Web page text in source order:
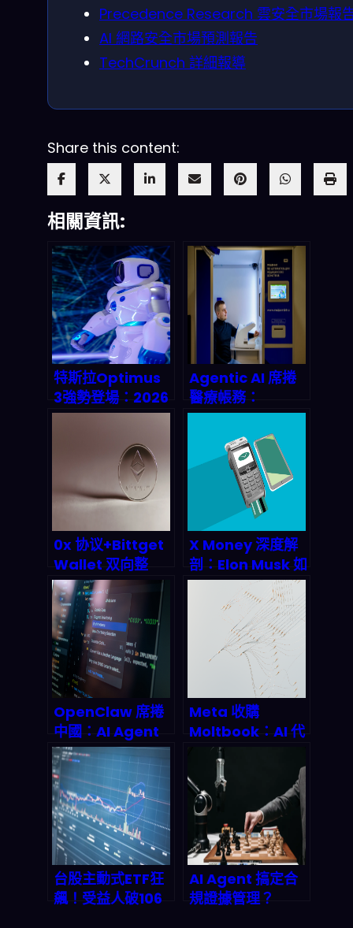
Precedence Research 雲安全市場報
AI 網路安全市場預測報告
TechCrunch 詳細報導
Share this content:
相關資訊:
特斯拉Optimus
3強勢登場：2026
年機器人革命的第
Agentic AI 席捲
醫療帳務：
HIMSS26 如何重
塑醫療收入週期管
理？
0x 协议+Bittget
Wallet 双向整
合：DeFi 聚合器
vol.1 的跨鏈
liquidity 霸主之
路
X Money 深度解
剖：Elon Musk 如
何用 2026 年金融
革命顛覆你的數位
生活？
OpenClaw 席捲
中國：AI Agent
開發框架的亞洲權
力 Transfer
(2026 深度剖析)
Meta 收購
Moltbook：AI 代
理的社交網路革
命，將如何重塑
2026 的科技格
局？
台股主動式ETF狂
飆！受益人破106
AI Agent 搞定合
規證據管理？